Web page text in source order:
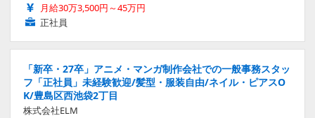
月給30万3,500円～45万円
正社員
「新卒・27卒」アニメ・マンガ制作会社での一般事務スタッ
フ「正社員」未経験歓迎/髪型・服装自由/ネイル・ピアスO
K/豊島区西池袋2丁目
株式会社ELM